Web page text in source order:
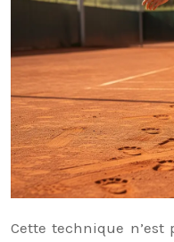
Cette technique n’est